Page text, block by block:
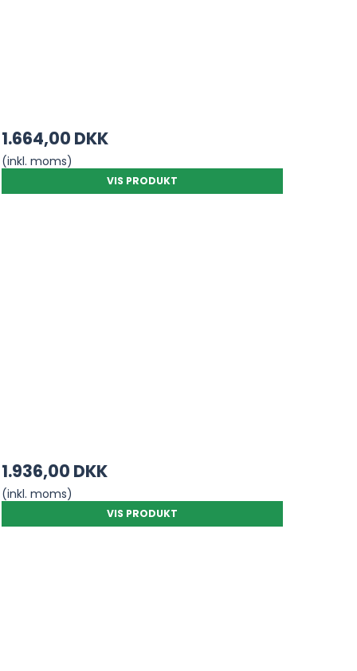
1.664,00 DKK
(inkl. moms)
VIS PRODUKT
1.936,00 DKK
(inkl. moms)
VIS PRODUKT